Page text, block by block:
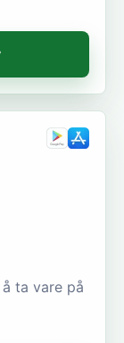
ta vare på